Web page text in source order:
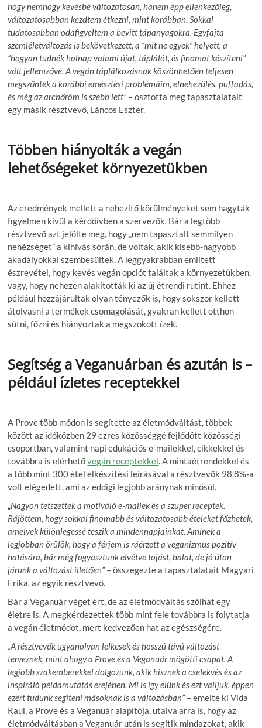
hogy nemhogy kevésbé változatosan, hanem épp ellenkezőleg,
változatosabban kezdtem étkezni, mint korábban. Sokkal
tudatosabban odafigyeltem a bevitt tápanyagokra. Egyfajta
szemléletváltozás is bekövetkezett, a “mit ne egyek” helyett, a
“hogyan tudnék holnap valami újat, táplálót, és finomat készíteni”
vált jellemzővé. A vegán táplálkozásnak köszönhetően teljesen
megszűntek a korábbi emésztési problémáim, elnehezülés, puffadás,
és még az arcbőröm is szebb lett”– osztotta meg tapasztalatait
egy másik résztvevő, Láncos Eszter.
Többen hiányolták a vegán
lehetőségeket környezetükben
Az eredmények mellett a nehezítő körülményeket sem hagyták
figyelmen kívül a kérdőívben a szervezők. Bár a legtöbb
résztvevő azt jelölte meg, hogy „nem tapasztalt semmilyen
nehézséget” a kihívás során, de voltak, akik kisebb-nagyobb
akadályokkal szembesültek. A leggyakrabban említett
észrevétel, hogy kevés vegán opciót találtak a környezetükben,
vagy, hogy nehezen alakították ki az új étrendi rutint. Ehhez
például hozzájárultak olyan tényezők is, hogy sokszor kellett
átolvasni a termékek csomagolását, gyakran kellett otthon
sütni, főzni és hiányoztak a megszokott ízek.
Segítség a Veganuárban és azután is –
például ízletes receptekkel
A Prove több módon is segítette az életmódváltást, többek
között az időközben 29 ezres közösséggé fejlődött közösségi
csoportban, valamint napi edukációs e-mailekkel, cikkekkel és
továbbra is elérhetővegán receptekkel. A mintaétrendekkel és
a több mint 300 étel elkészítési leírásával a résztvevők 98,8%-a
volt elégedett, ami az eddigi legjobb aránynak minősül.
„Nagyon tetszettek a motiváló e-mailek és a szuper receptek.
Rájöttem, hogy sokkal finomabb és változatosabb ételeket főzhetek,
amelyek különlegessé teszik a mindennapjainkat. Aminek a
legjobban örülök, hogy a férjem is ráérzett a veganizmus pozitív
hatására, bár még fogyasztunk elvétve tojást, halat, de jó úton
járunk a változást illetően”– összegezte a tapasztalatait Magyari
Erika, az egyik résztvevő.
Bár a Veganuár véget ért, de az életmódváltás szólhat egy
életre is. A megkérdezettek több mint fele továbbra is folytatja
a vegán életmódot, mert kedvezően hat az egészségére.
„A résztvevők ugyanolyan lelkesek és hosszú távú változást
terveznek, mint ahogy a Prove és a Veganuár mögötti csapat. A
legjobb szakemberekkel dolgozunk, akik hisznek a cselekvés és az
inspiráló példamutatás erejében. Mi is így élünk és ezt valljuk, éppen
ezért tudunk segíteni másoknak is a változásban”– emelte ki Vida
Raul, a Prove és a Veganuár alapítója, utalva arra is, hogy az
életmódváltásban a Veganuár után is segítik mindazokat, akik